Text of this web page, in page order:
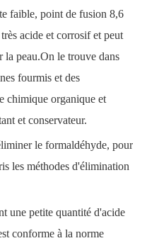
faible, point de fusion 8,6
acide et corrosif et peut
la peau.On le trouve dans
fourmis et des
chimique organique et
et conservateur.
le formaldéhyde, pour
les méthodes d'élimination
une petite quantité d'acide
conforme à la norme